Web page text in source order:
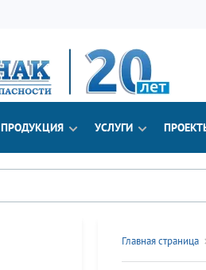
ПРОДУКЦИЯ УСЛУГИ
Главная страница